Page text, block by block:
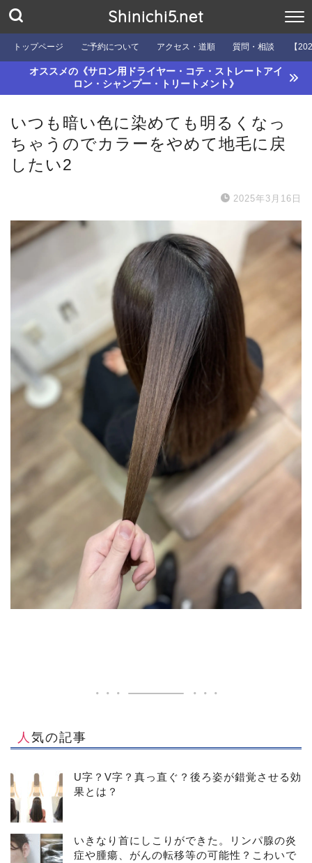
Shinichi5.net
トップページ ご予約について アクセス・道順 質問・相談 【
オススメの《サロン用ドライヤー・コテ・ストレートアイ
ロン・シャンプー・トリートメント》
いつも暗い色に染めても明るくなっ
ちゃうのでカラーをやめて地毛に戻
したい2
2025年3月16日
人気の記事
U字？V字？真っ直ぐ？後ろ姿が錯覚させる効
果とは？
いきなり首にしこりができた。リンパ腺の炎
症や腫瘍、がんの転移等の可能性？こわいで